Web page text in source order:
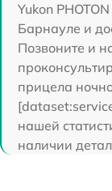
Yukon
Барнауле и
Позвоните и
прицела
нашей
наличии